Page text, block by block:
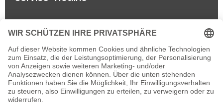
Rechtliches
Informationen
Newsletter